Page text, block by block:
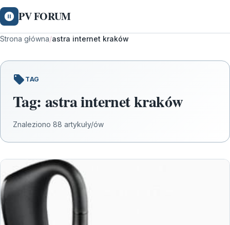
PV FORUM
Strona główna/astra internet kraków
TAG
Tag: astra internet kraków
Znaleziono 88 artykuły/ów